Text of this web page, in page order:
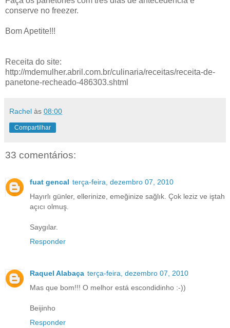
conserve no freezer.
Bom Apetite!!!
Receita do site:
http://mdemulher.abril.com.br/culinaria/receitas/receita-de-
panetone-recheado-486303.shtml
Rachel às 08:00
Compartilhar
33 comentários:
fuat gencal terça-feira, dezembro 07, 2010
Hayırlı günler, ellerinize, emeğinize sağlık. Çok leziz ve iştah
açıcı olmuş.
Saygılar.
Responder
Raquel Alabaça terça-feira, dezembro 07, 2010
Mas que bom!!! O melhor está escondidinho :-))
Beijinho
Responder